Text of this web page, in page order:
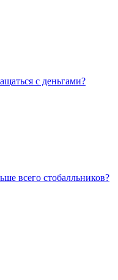
с деньгами?
всего стобалльников?